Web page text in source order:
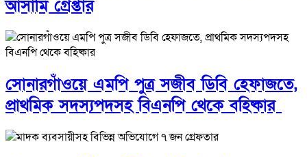
আসামি গ্রেপ্তার
সোনারগাঁওয়ে এমপি পুত্র সজীব ডিবি হেফাজতে,
প্রাথমিক সদস্যপদসহ বিএনপি থেকে বহিষ্কার